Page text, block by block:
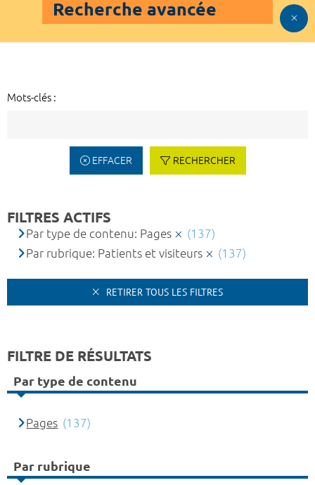
Recherche avancée
Mots-clés :
EFFACER RECHERCHER
FILTRES ACTIFS
Par type de contenu: Pages
(137)
Par rubrique: Patients et visiteurs
(137)
RETIRER TOUS LES FILTRES
FILTRE DE RÉSULTATS
Par type de contenu
Pages (137)
Par rubrique